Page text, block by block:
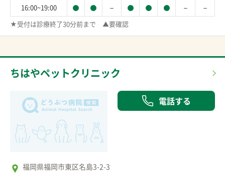
16:00~19:00 － － －
★受付は診療終了30分前まで　▲要確認
ちはやペットクリニック
電話する
福岡県福岡市東区名島3-2-3